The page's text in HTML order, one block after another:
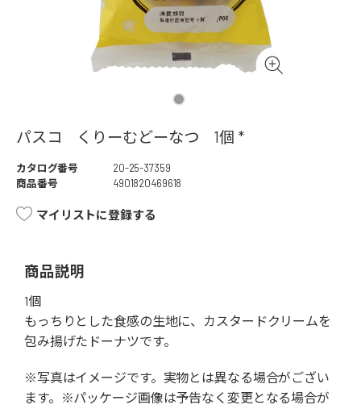
パスコ くりーむどーなつ 1個 *
カタログ番号
20-25-37359
商品番号
4901820469618
マイリストに登録する
商品説明
1個
もっちりとした食感の生地に、カスタードクリームを
包み揚げたドーナツです。
※写真はイメージです。実物とは異なる場合がござい
ます。※パッケージ画像は予告なく変更となる場合が